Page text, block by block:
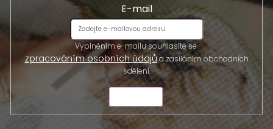
E-mail
Vyplněním e-mailu souhlasíte se
zpracováním osobních údajůa zasíláním obchodních
sdělení.